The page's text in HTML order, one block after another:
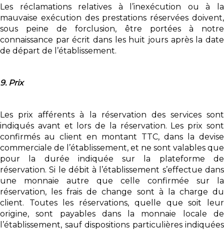
Les réclamations relatives à l’inexécution ou à la
mauvaise exécution des prestations réservées doivent,
sous peine de forclusion, être portées à notre
connaissance par écrit dans les huit jours après la date
de départ de l’établissement.
9. Prix
Les prix afférents à la réservation des services sont
indiqués avant et lors de la réservation. Les prix sont
confirmés au client en montant TTC, dans la devise
commerciale de l’établissement, et ne sont valables que
pour la durée indiquée sur la plateforme de
réservation. Si le débit à l’établissement s’effectue dans
une monnaie autre que celle confirmée sur la
réservation, les frais de change sont à la charge du
client. Toutes les réservations, quelle que soit leur
origine, sont payables dans la monnaie locale de
l’établissement, sauf dispositions particulières indiquées